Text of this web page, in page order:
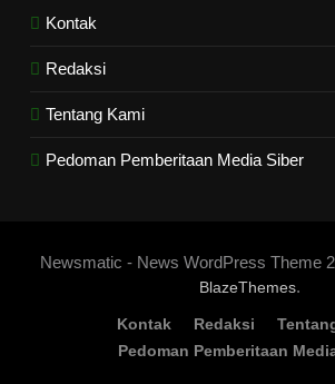
7
HIKMAH
Mau Masuk
Mati
Kontak
Redaksi
Tentang Kami
Pedoman Pemberitaan Media Siber
Newsmatic - News WordPress Theme
BlazeThemes.
Kontak Redaksi
Pedoman Pemberitaan